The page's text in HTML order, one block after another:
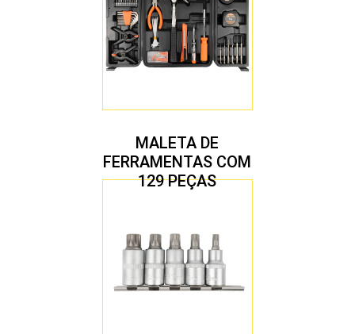
MALETA DE
FERRAMENTAS COM
129 PEÇAS